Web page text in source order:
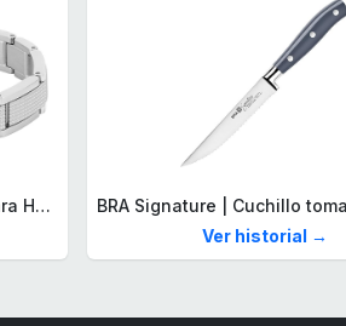
Lacoste Brazalete de eslabón para Hombre Colección STENCIL de Acero inoxidable
Ver historial →